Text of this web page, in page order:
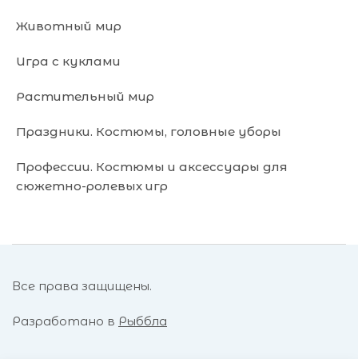
Животный мир
Игра с куклами
Растительный мир
Праздники. Костюмы, головные уборы
Профессии. Костюмы и аксессуары для
сюжетно-ролевых игр
Все права защищены.
Разработано в Рыббла